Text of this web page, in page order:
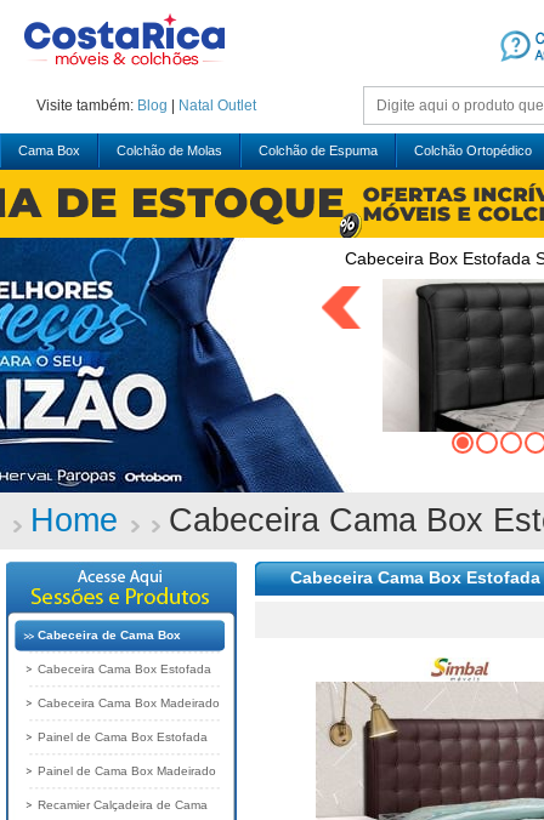
Visite também: Blog Natal Outlet
Cama Box Colchão de Molas Colchão de Espuma Colchão Ortopédico
Cabeceira Box Estofada
Home Cabeceira Cama Box
Cabeceira Cama Box Estofada
Cabeceira de Cama Box
Cabeceira Cama Box Estofada
Cabeceira Cama Box Madeirado
Painel de Cama Box Estofada
Painel de Cama Box Madeirado
Recamier Calçadeira de Cama